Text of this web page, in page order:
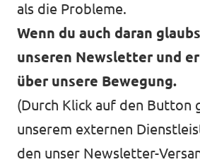
als die Probleme.
Wenn du auch daran
unseren Newsletter und
über unsere Bewegung.
(Durch Klick auf den Button
unserem externen
den unser Newsletter-